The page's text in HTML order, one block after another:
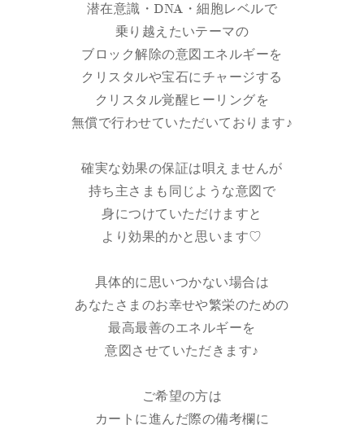
潜在意識・DNA・細胞レベルで
乗り越えたいテーマの
ブロック解除の意図エネルギーを
クリスタルや宝石にチャージする
クリスタル覚醒ヒーリングを
無償で行わせていただいております♪
確実な効果の保証は唄えませんが
持ち主さまも同じような意図で
身につけていただけますと
より効果的かと思います♡
具体的に思いつかない場合は
あなたさまのお幸せや繁栄のための
最高最善のエネルギーを
意図させていただきます♪
ご希望の方は
カートに進んだ際の備考欄に